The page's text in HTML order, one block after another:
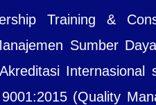
Training &
Sumber
(Quality